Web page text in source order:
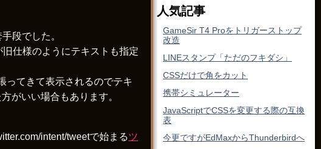
段でした。
仕様のようにテキストも指定
ってきて表示されるのでテキ
がいい場合もあります。
intent/tweetで始まるツ
人気記事
GameSir T4 Proをトリガーストップ
改造
LINEスタンプ「ただのフキダシ」
CSSだけで角をカット
携帯シミュレーター
JavaScriptでCSSを変更する際の互換
表
今更ですがEdMaxからThunderbirdへ